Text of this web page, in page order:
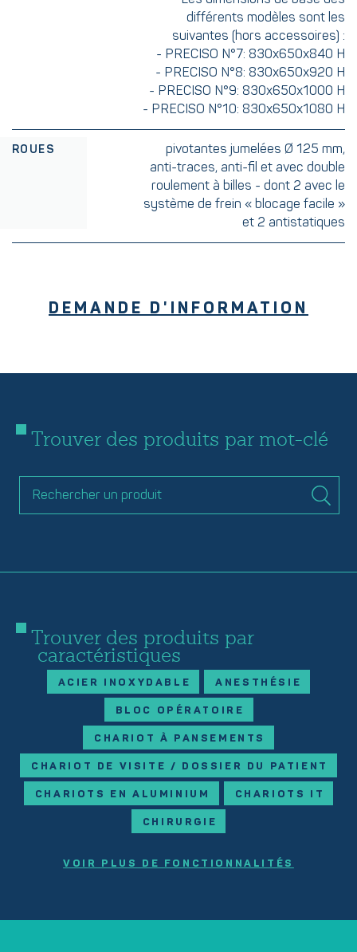
différents modèles sont les
suivantes (hors accessoires) :
- PRECISO N°7: 830x650x840 H
- PRECISO N°8: 830x650x920 H
- PRECISO N°9: 830x650x1000 H
- PRECISO N°10: 830x650x1080 H
ROUES
pivotantes jumelées Ø 125 mm,
anti-traces, anti-fil et avec double
roulement à billes - dont 2 avec le
système de frein « blocage facile »
et 2 antistatiques
DEMANDE D'INFORMATION
Trouver des produits par mot-clé
Trouver des produits par
caractéristiques
ACIER INOXYDABLE ANESTHÉSIE
BLOC OPÉRATOIRE
CHARIOT À PANSEMENTS
CHARIOT DE VISITE / DOSSIER DU PATIENT
CHARIOTS EN ALUMINIUM CHARIOTS IT
CHIRURGIE
VOIR PLUS DE FONCTIONNALITÉS